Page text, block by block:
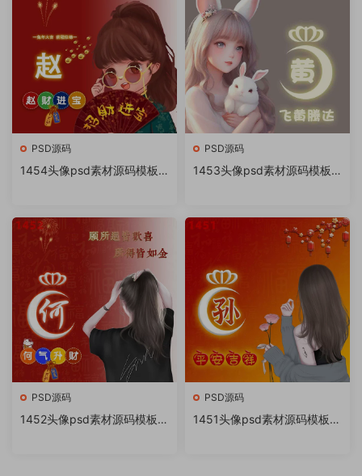
PSD源码
1454头像psd素材源码模板
作教程软件
PSD源码
1453头像psd素材源码模板
作教程软件
PSD源码
1452头像psd素材源码模板源
PSD源码
1451头像psd素材源码模板源